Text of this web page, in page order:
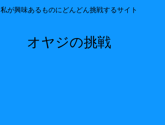
私が興味あるものにどんどん挑戦するサイト
オヤジの挑戦